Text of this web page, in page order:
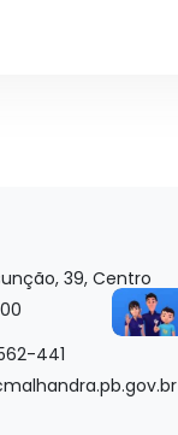
39, Centro
441